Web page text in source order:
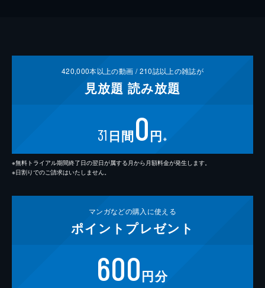
420,000本以上の動画 /210誌以上の雑誌が
見放題 読み放題
31 日間0円 ※
※無料トライアル期間終了日の翌日が属する月から月額料金が発生します。
※日割りでのご請求はいたしません。
マンガなどの購入に使える
ポイント プレゼント
600円分